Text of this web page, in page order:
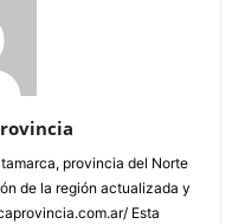
provincia del Norte
de la región actualizada y
Esta